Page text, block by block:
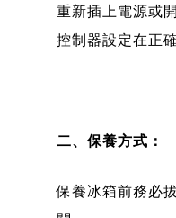
重新插上電源或
控制器設定在正
二、保養方式：
保養冰箱前務必